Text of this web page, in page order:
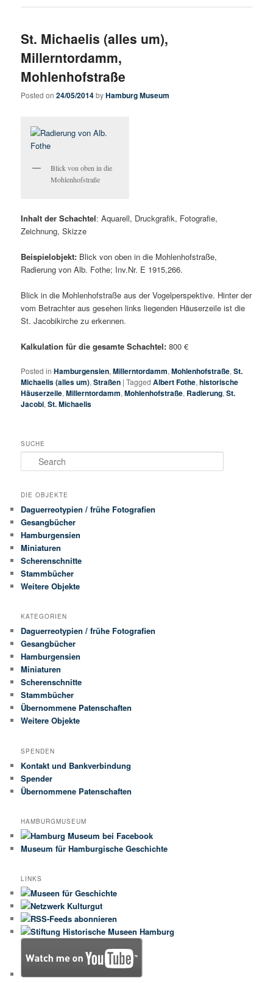
St. Michaelis (alles um),
Millerntordamm,
Mohlenhofstraße
Posted on24/05/2014byHamburg Museum
Blick von oben in die
Mohlenhofstraße
Inhalt der Schachtel: Aquarell, Druckgrafik, Fotografie,
Zeichnung, Skizze
Beispielobjekt: Blick von oben in die Mohlenhofstraße,
Radierung von Alb. Fothe; Inv.Nr. E 1915,266.
Blick in die Mohlenhofstraße aus der Vogelperspektive. Hinter der
vom Betrachter aus gesehen links liegenden Häuserzeile ist die
St. Jacobikirche zu erkennen.
Kalkulation für die gesamte Schachtel: 800 €
Posted in Hamburgensien,Millerntordamm,Mohlenhofstraße,St.
Michaelis (alles um),Straßen |Tagged Albert Fothe,historische
Häuserzeile,Millerntordamm,Mohlenhofstraße, Radierung,St.
Jacobi,St. Michaelis
SUCHE
Search
DIE OBJEKTE
Daguerreotypien / frühe Fotografien
Gesangbücher
Hamburgensien
Miniaturen
Scherenschnitte
Stammbücher
Weitere Objekte
KATEGORIEN
Daguerreotypien / frühe Fotografien
Gesangbücher
Hamburgensien
Miniaturen
Scherenschnitte
Stammbücher
Übernommene Patenschaften
Weitere Objekte
SPENDEN
Kontakt und Bankverbindung
Spender
Übernommene Patenschaften
HAMBURGMUSEUM
Museum für Hamburgische Geschichte
LINKS